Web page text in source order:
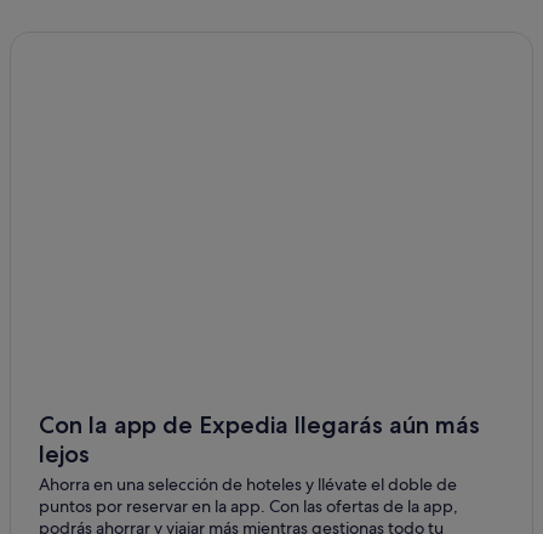
Con la app de Expedia llegarás aún más
lejos
Ahorra en una selección de hoteles y llévate el doble de
puntos por reservar en la app. Con las ofertas de la app,
podrás ahorrar y viajar más mientras gestionas todo tu